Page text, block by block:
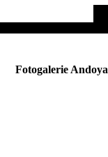
Fotogalerie Andoya